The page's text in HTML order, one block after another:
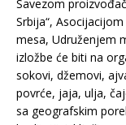
Savezom
Srbija“,
mesa, Udruženjem
izložbe će biti na
sokovi, džemovi,
povrće, jaja, ulja,
sa geografskim